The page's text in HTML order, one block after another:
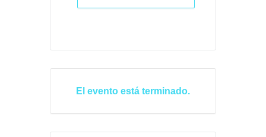
El evento está terminado.